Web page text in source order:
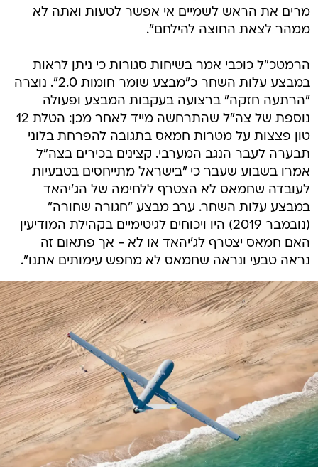
מרים את הראש לשמיים אי אפשר לטעות ואתה לא
ממהר לצאת החוצה להילחם".
הרמטכ"ל כוכבי אמר בשיחות סגורות כי ניתן לראות
במבצע עלות השחר כ"מבצע שומר חומות 2.0". נוצרה
"הרתעה חזקה" ברצועה בעקבות המבצע ופעולה
נוספת של צה"ל שהתרחשה מייד לאחר מכן: הטלת 12
טון פצצות על מטרות חמאס בתגובה להפרחת בלוני
תבערה לעבר הנגב המערבי. קצינים בכירים בצה"ל
אמרו בשבוע שעבר כי "בישראל מתייחסים בטבעיות
לעובדה שחמאס לא הצטרף ללחימה של הג'יהאד
במבצע עלות השחר. ערב מבצע "חגורה שחורה"
(נובמבר 2019) היו ויכוחים לגיטימיים בקהילת המודיעין
האם חמאס יצטרף לג'יהאד או לא - אך פתאום זה
נראה טבעי ונראה שחמאס לא מחפש עימותים אתנו".